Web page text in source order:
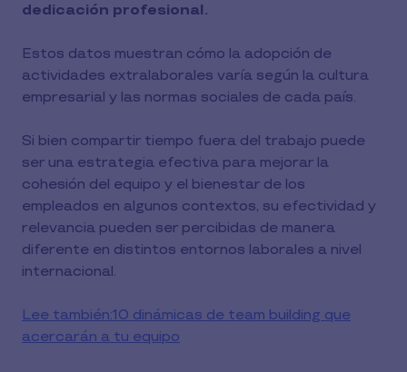
dedicación profesional.
Estos datos muestran cómo la adopción de
actividades extralaborales varía según la cultura
empresarial y las normas sociales de cada país.
Si bien compartir tiempo fuera del trabajo puede
ser una estrategia efectiva para mejorar la
cohesión del equipo y el bienestar de los
empleados en algunos contextos, su efectividad y
relevancia pueden ser percibidas de manera
diferente en distintos entornos laborales a nivel
internacional.
Lee también:10 dinámicas de team building que
acercarán a tu equipo